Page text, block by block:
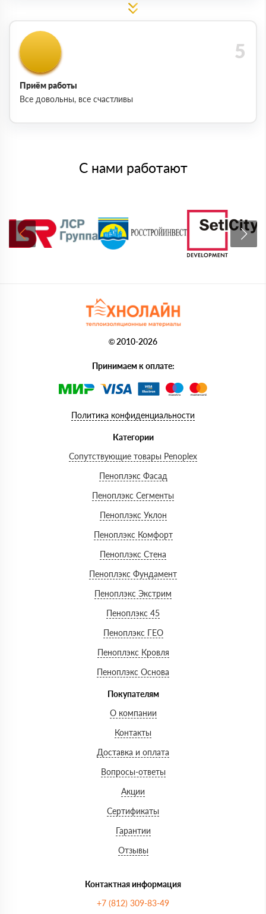
Приём работы
Все довольны, все счастливы
С нами работают
© 2010-2026
Принимаем к оплате:
Политика конфиденциальности
Категории
Сопутствующие товары Penoplex
Пеноплэкс Фасад
Пеноплэкс Сегменты
Пеноплэкс Уклон
Пеноплэкс Комфорт
Пеноплэкс Стена
Пеноплэкс Фундамент
Пеноплэкс Экстрим
Пеноплэкс 45
Пеноплэкс ГЕО
Пеноплэкс Кровля
Пеноплэкс Основа
Покупателям
О компании
Контакты
Доставка и оплата
Вопросы-ответы
Акции
Сертификаты
Гарантии
Отзывы
Контактная информация
+7 (812) 309-83-49